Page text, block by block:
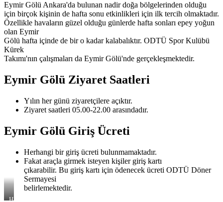
Kafe
Eymir Gölü Ankara'da bulunan nadir doğa bölgelerinden olduğu
için birçok kişinin de hafta sonu etkinlikleri için ilk tercih olmaktadır.
Özellikle havaların güzel olduğu günlerde hafta sonları epey yoğun
olan Eymir
Gölü hafta içinde de bir o kadar kalabalıktır. ODTÜ Spor Kulübü
Kürek
Takımı'nın çalışmaları da Eymir Gölü'nde gerçekleşmektedir.
Eymir Gölü Ziyaret Saatleri
Yılın her günü ziyaretçilere açıktır.
Ziyaret saatleri 05.00-22.00 arasındadır.
Eymir Gölü Giriş Ücreti
Herhangi bir giriş ücreti bulunmamaktadır.
Fakat araçla girmek isteyen kişiler giriş kartı
çıkarabilir. Bu giriş kartı için ödenecek ücreti ODTÜ Döner
Sermayesi
belirlemektedir.
Harita